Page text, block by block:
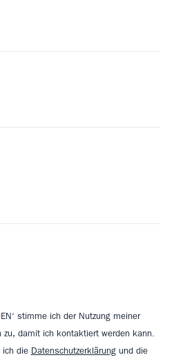
stimme ich der Nutzung meiner
zu, damit ich kontaktiert werden kann.
ich die Datenschutzerklärungund die